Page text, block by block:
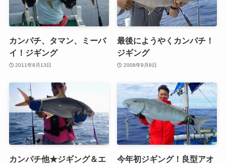
カンパチ、タマン、ミーバ
イ！ジギング
2011年8月13日
最後にようやくカンパチ！
ジギング
2008年9月8日
カンパチ他★ジギング＆エ
今年初ジギング！良型アオ